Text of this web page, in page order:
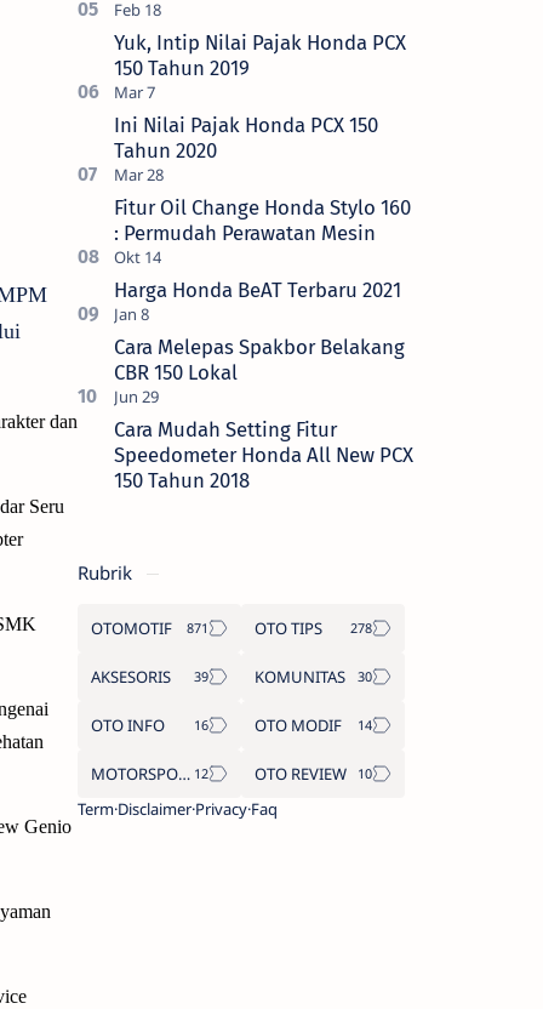
dan
Seru
Genio
Yuk, Intip Nilai Pajak Honda PCX
150 Tahun 2019
Ini Nilai Pajak Honda PCX 150
Tahun 2020
Fitur Oil Change Honda Stylo 160
: Permudah Perawatan Mesin
Harga Honda BeAT Terbaru 2021
Cara Melepas Spakbor Belakang
CBR 150 Lokal
Cara Mudah Setting Fitur
Speedometer Honda All New PCX
150 Tahun 2018
Rubrik
OTOMOTIF OTO TIPS
AKSESORIS KOMUNITAS
OTO INFO OTO MODIF
MOTORSPORT
OTO REVIEW
TermDisclaimerPrivacyFaq